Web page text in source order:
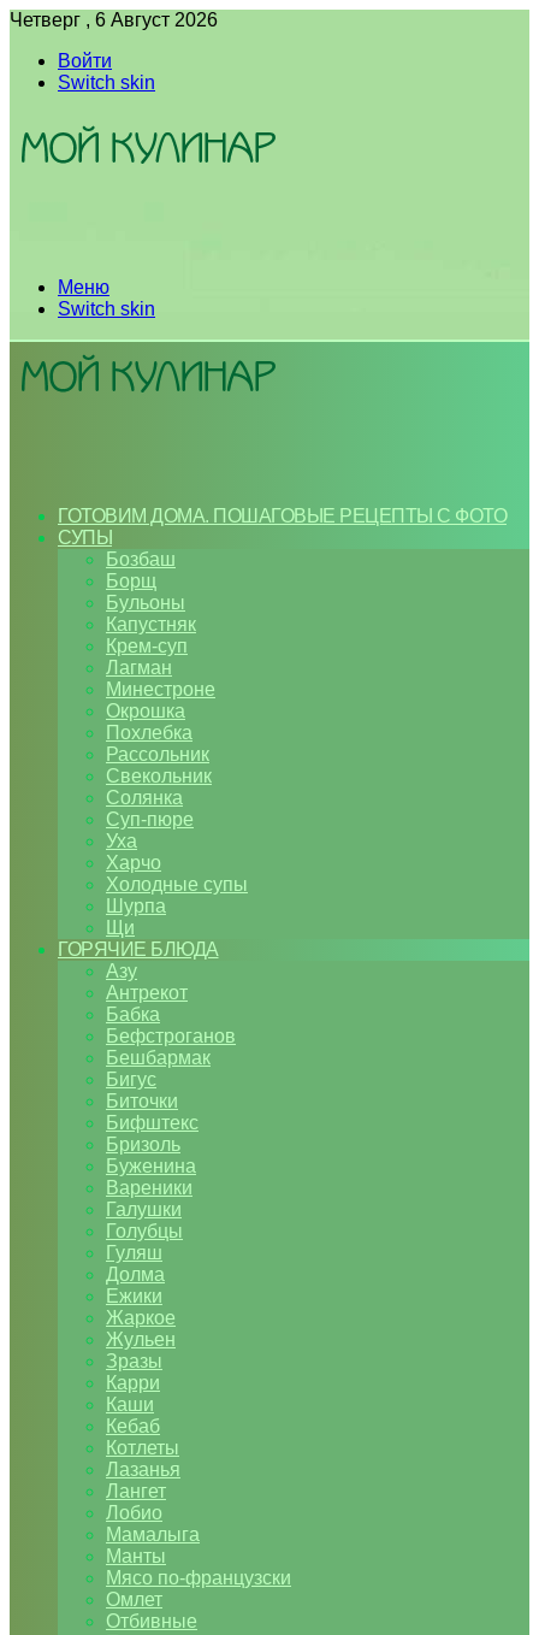
Четверг , 6 Август 2026
Войти
Switch skin
Меню
Switch skin
ГОТОВИМ ДОМА. ПОШАГОВЫЕ РЕЦЕПТЫ С ФОТО
СУПЫ
Бозбаш
Борщ
Бульоны
Капустняк
Крем-суп
Лагман
Минестроне
Окрошка
Похлебка
Рассольник
Свекольник
Солянка
Суп-пюре
Уха
Харчо
Холодные супы
Шурпа
Щи
ГОРЯЧИЕ БЛЮДА
Азу
Антрекот
Бабка
Бефстроганов
Бешбармак
Бигус
Биточки
Бифштекс
Бризоль
Буженина
Вареники
Галушки
Голубцы
Гуляш
Долма
Ежики
Жаркое
Жульен
Зразы
Карри
Каши
Кебаб
Котлеты
Лазанья
Лангет
Лобио
Мамалыга
Манты
Мясо по-французски
Омлет
Отбивные